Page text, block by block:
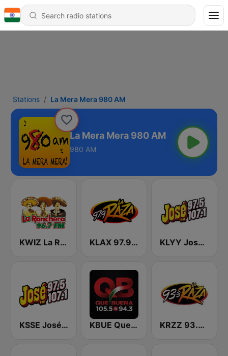
Stations La Mera Mera 980 AM
La Mera Mera 980 AM
980 AM
KWIZ La Ranchera 96.7 FM (US Only) KLAX 97.9 La Raza FM KLYY José 97.5 y 107.1
KSSE José 97.5 y 107.1 KBUE Que Buena 105.5 / 94.3 FM (US Only) KRZZ 93.3 La Raza FM